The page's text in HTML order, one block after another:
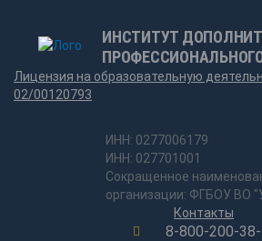
ИНСТИТУТ
Лицензия на образовательную
02/00120793
ИНН: 0277006179
ИНН: 027701001
Сокращенное
организации: ФГБОУ ВО
Контакты
8-800-200-